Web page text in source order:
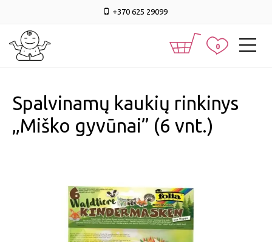
+370 625 29099
0
Spalvinamų kaukių rinkinys
„Miško gyvūnai” (6 vnt.)